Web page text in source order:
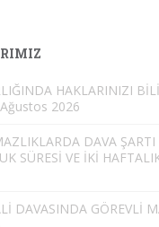
HAKLARINIZI
2026
DAVA ŞARTI
SÜRESİ VE İKİ
DAVASINDA GÖREVLİ